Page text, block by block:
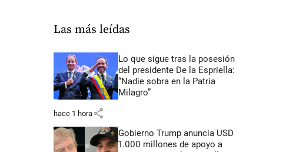
Las más leídas
Lo que sigue tras la posesión
del presidente De la Espriella:
“Nadie sobra en la Patria
Milagro”
hace 1 hora share
Gobierno Trump anuncia USD
1.000 millones de apoyo a